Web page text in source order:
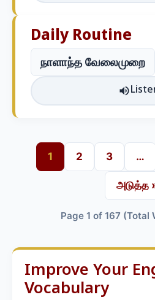
Daily Routine
நாளாந்த வேலைமுறை
1 2 3 …
அடுத்த
Page 1 of 167 (Total
Improve Your
Vocabulary